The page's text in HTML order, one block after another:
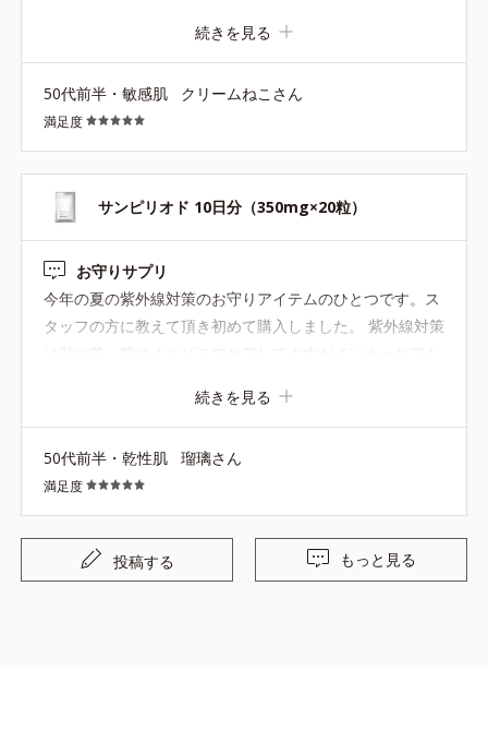
あって旅の間も楽しめました♪ お値段が高いので必要な時
にしか飲めませんが、外出時間が長くなりそうな日には今
後も飲んで出掛けようと思います！
続きを見る
50代前半・敏感肌 クリームねこさん
満足度
サンピリオド 10日分（350mg×20粒）
お守りサプリ
今年の夏の紫外線対策のお守りアイテムのひとつです。ス
タッフの方に教えて頂き初めて購入しました。 紫外線対策
続きを見る
50代前半・乾性肌 瑠璃さん
満足度
投稿する もっと見る